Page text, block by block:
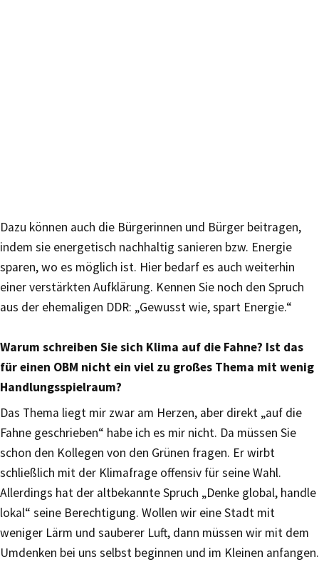
Dazu können auch die Bürgerinnen und Bürger beitragen,
indem sie energetisch nachhaltig sanieren bzw. Energie
sparen, wo es möglich ist. Hier bedarf es auch weiterhin
einer verstärkten Aufklärung. Kennen Sie noch den Spruch
aus der ehemaligen DDR: „Gewusst wie, spart Energie.“
Warum schreiben Sie sich Klima auf die Fahne? Ist das
für einen OBM nicht ein viel zu großes Thema mit wenig
Handlungsspielraum?
Das Thema liegt mir zwar am Herzen, aber direkt „auf die
Fahne geschrieben“ habe ich es mir nicht. Da müssen Sie
schon den Kollegen von den Grünen fragen. Er wirbt
schließlich mit der Klimafrage offensiv für seine Wahl.
Allerdings hat der altbekannte Spruch „Denke global, handle
lokal“ seine Berechtigung. Wollen wir eine Stadt mit
weniger Lärm und sauberer Luft, dann müssen wir mit dem
Umdenken bei uns selbst beginnen und im Kleinen anfangen.